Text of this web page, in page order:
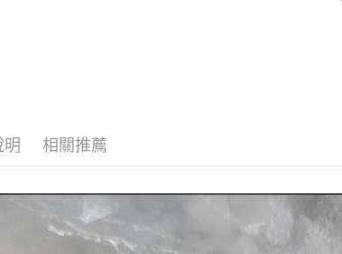
明 相關推薦